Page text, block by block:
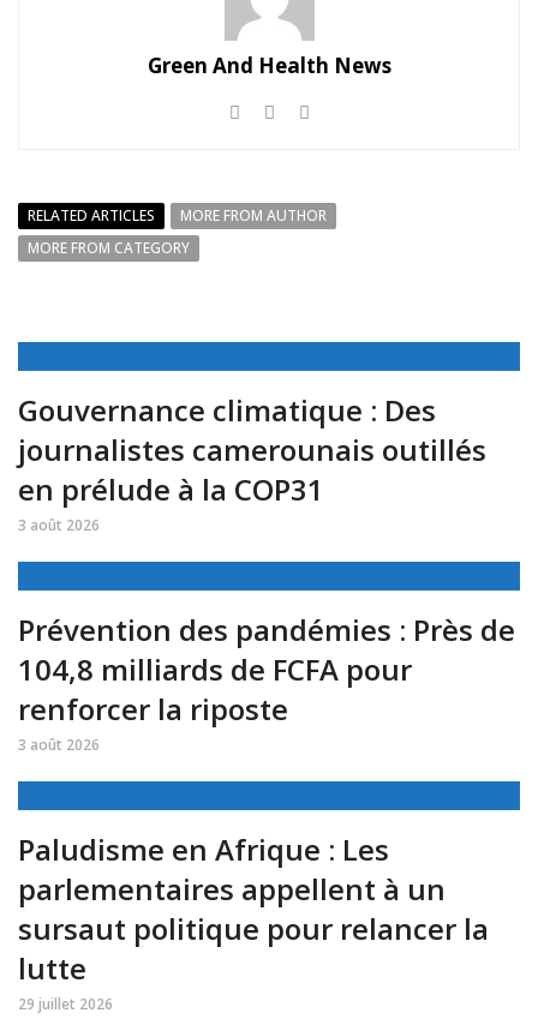
Green And Health News
RELATED ARTICLES
MORE FROM AUTHOR
MORE FROM CATEGORY
Gouvernance climatique : Des
journalistes camerounais outillés
en prélude à la COP31
3 août 2026
Prévention des pandémies : Près de
104,8 milliards de FCFA pour
renforcer la riposte
3 août 2026
Paludisme en Afrique : Les
parlementaires appellent à un
sursaut politique pour relancer la
lutte
29 juillet 2026